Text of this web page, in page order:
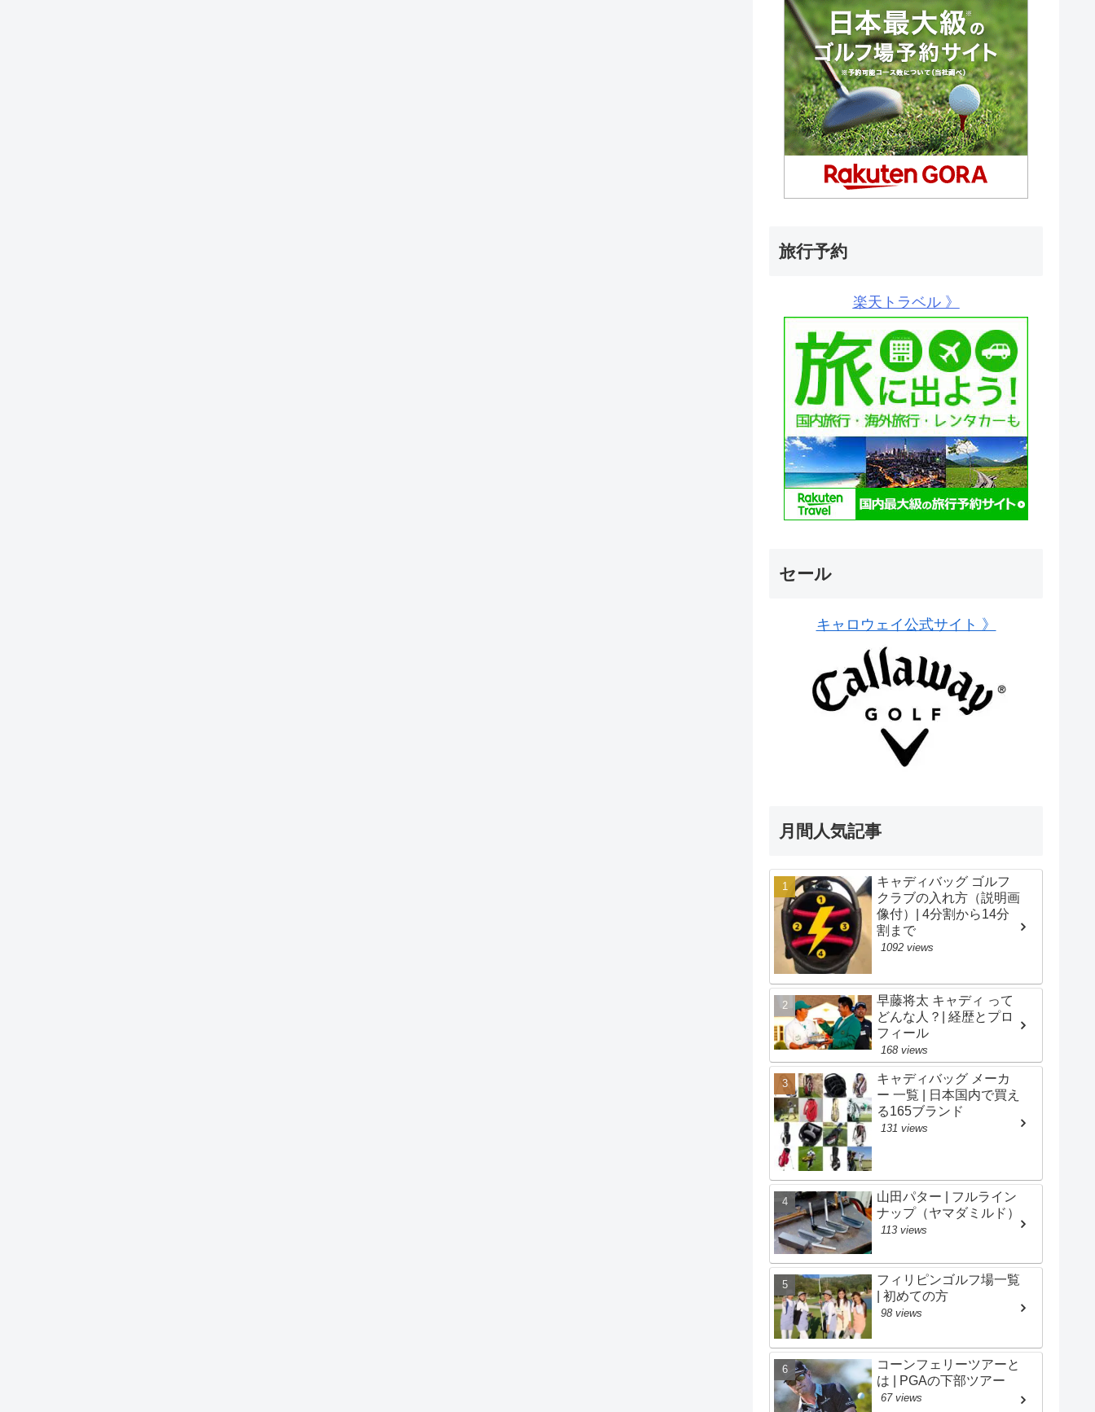
旅行予約
楽天トラベル 》
セール
キャロウェイ公式サイト 》
月間人気記事
キャディバッグ ゴルフ
クラブの入れ方（説明画
像付）| 4分割から14分
割まで
1092 views
早藤将太 キャディ って
どんな人？| 経歴とプロ
フィール
168 views
キャディバッグ メーカ
ー 一覧 | 日本国内で買え
る165ブランド
131 views
山田パター | フルライン
ナップ（ヤマダミルド）
113 views
フィリピンゴルフ場一覧
| 初めての方
98 views
コーンフェリーツアーと
は | PGAの下部ツアー
67 views